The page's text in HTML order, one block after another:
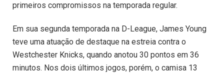
primeiros compromissos na temporada regular.
Em sua segunda temporada na D-League, James Young
teve uma atuação de destaque na estreia contra o
Westchester Knicks, quando anotou 30 pontos em 36
minutos. Nos dois últimos jogos, porém, o camisa 13